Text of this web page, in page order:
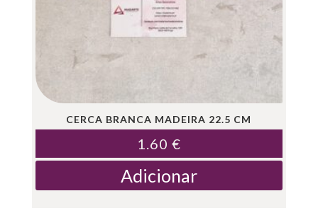
CERCA BRANCA MADEIRA 22.5 CM
1.60 €
Adicionar